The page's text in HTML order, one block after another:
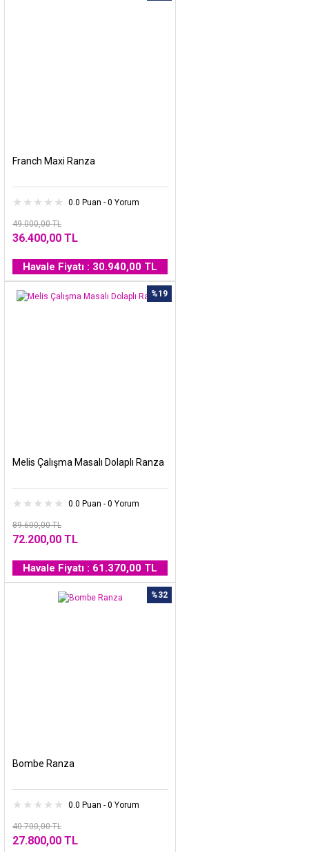
Franch Maxi Ranza
0.0 Puan - 0 Yorum
49.000,00 TL
36.400,00 TL
Havale Fiyatı : 30.940,00 TL
%19
Melis Çalışma Masalı Dolaplı Ranza
0.0 Puan - 0 Yorum
89.600,00 TL
72.200,00 TL
Havale Fiyatı : 61.370,00 TL
%32
Bombe Ranza
0.0 Puan - 0 Yorum
40.700,00 TL
27.800,00 TL